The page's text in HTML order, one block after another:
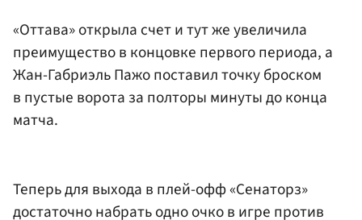
«Оттава» открыла счет и тут же увеличила
преимущество в концовке первого периода, а
Жан-Габриэль Пажо поставил точку броском
в пустые ворота за полторы минуты до конца
матча.
Теперь для выхода в плей-офф «Сенаторз»
достаточно набрать одно очко в игре против